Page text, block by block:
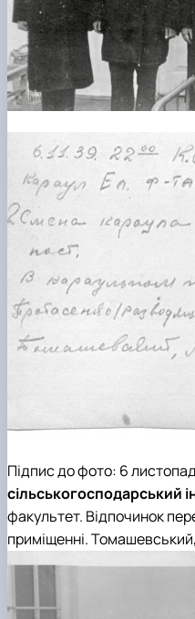
Підпис до фото: 6
сільськогосподарський
факультет. Відпочинок
приміщенні.